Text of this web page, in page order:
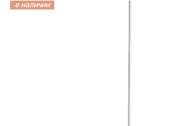
в наличии